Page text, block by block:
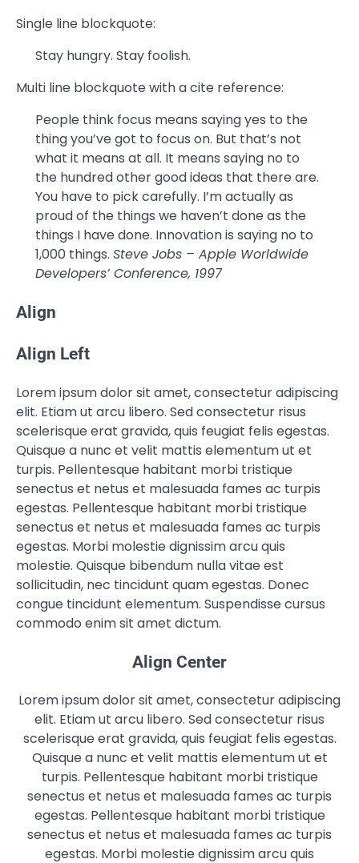
Single line blockquote:
Stay hungry. Stay foolish.
Multi line blockquote with a cite reference:
People think focus means saying yes to the
thing you’ve got to focus on. But that’s not
what it means at all. It means saying no to
the hundred other good ideas that there are.
You have to pick carefully. I’m actually as
proud of the things we haven’t done as the
things I have done. Innovation is saying no to
1,000 things. Steve Jobs – Apple Worldwide
Developers’ Conference, 1997
Align
Align Left
Lorem ipsum dolor sit amet, consectetur adipiscing
elit. Etiam ut arcu libero. Sed consectetur risus
scelerisque erat gravida, quis feugiat felis egestas.
Quisque a nunc et velit mattis elementum ut et
turpis. Pellentesque habitant morbi tristique
senectus et netus et malesuada fames ac turpis
egestas. Pellentesque habitant morbi tristique
senectus et netus et malesuada fames ac turpis
egestas. Morbi molestie dignissim arcu quis
molestie. Quisque bibendum nulla vitae est
sollicitudin, nec tincidunt quam egestas. Donec
congue tincidunt elementum. Suspendisse cursus
commodo enim sit amet dictum.
Align Center
Lorem ipsum dolor sit amet, consectetur adipiscing
elit. Etiam ut arcu libero. Sed consectetur risus
scelerisque erat gravida, quis feugiat felis egestas.
Quisque a nunc et velit mattis elementum ut et
turpis. Pellentesque habitant morbi tristique
senectus et netus et malesuada fames ac turpis
egestas. Pellentesque habitant morbi tristique
senectus et netus et malesuada fames ac turpis
egestas. Morbi molestie dignissim arcu quis